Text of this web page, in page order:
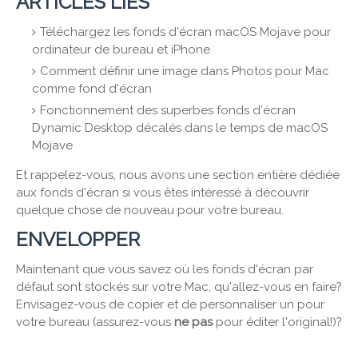
Téléchargez les fonds d'écran macOS Mojave pour
ordinateur de bureau et iPhone
Comment définir une image dans Photos pour Mac
comme fond d'écran
Fonctionnement des superbes fonds d'écran
Dynamic Desktop décalés dans le temps de macOS
Mojave
Et rappelez-vous, nous avons une section entière dédiée
aux fonds d'écran si vous êtes intéressé à découvrir
quelque chose de nouveau pour votre bureau.
ENVELOPPER
Maintenant que vous savez où les fonds d'écran par
défaut sont stockés sur votre Mac, qu'allez-vous en faire?
Envisagez-vous de copier et de personnaliser un pour
votre bureau (assurez-vous ne paspour éditer l'original!)?